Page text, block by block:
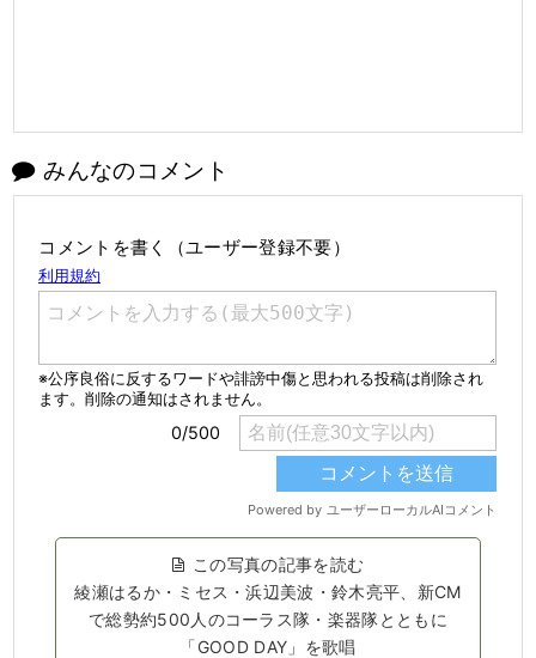
みんなのコメント
コメントを書く（ユーザー登録不要）
この写真の記事を読む
綾瀬はるか・ミセス・浜辺美波・鈴木亮平、新CM
で総勢約500人のコーラス隊・楽器隊とともに
「GOOD DAY」を歌唱